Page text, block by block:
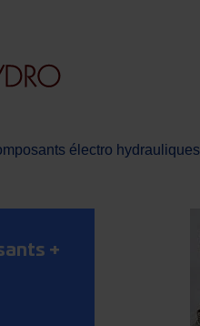
électro hydrauliques
+